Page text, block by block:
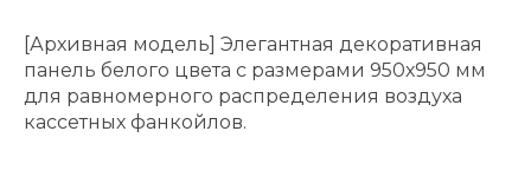
[Архивная модель] Элегантная декоративная
панель белого цвета с размерами 950х950 мм
для равномерного распределения воздуха
кассетных фанкойлов.